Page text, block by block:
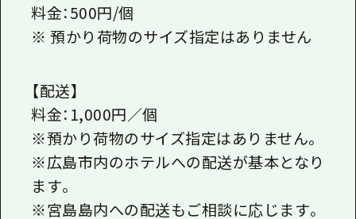
料金：500円/個
※ 預かり荷物のサイズ指定はありません
【配送】
料金：1,000円／個
※預かり荷物のサイズ指定はありません。
※広島市内のホテルへの配送が基本となり
ます。
※宮島島内への配送もご相談に応じます。